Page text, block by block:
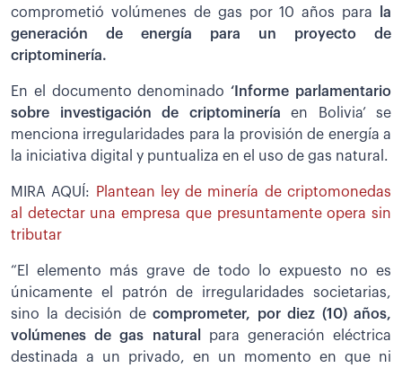
comprometió volúmenes de gas por 10 años para
la
generación de energía para un proyecto de
criptominería.
En el documento denominado ‘Informe parlamentario
sobre investigación de criptominería en Bolivia’ se
menciona irregularidades para la provisión de energía a
la iniciativa digital y puntualiza en el uso de gas natural.
MIRA AQUÍ:
Plantean ley de minería de criptomonedas
al detectar una empresa que presuntamente opera sin
tributar
“El elemento más grave de todo lo expuesto no es
únicamente el patrón de irregularidades societarias,
sino la decisión de comprometer, por diez (10) años,
volúmenes de gas natural para generación eléctrica
destinada a un privado, en un momento en que ni